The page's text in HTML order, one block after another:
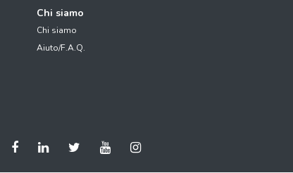
Chi siamo
Chi siamo
Aiuto/F.A.Q.